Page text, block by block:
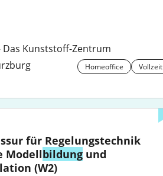
Das Kunststoff-Zentrum
Homeoffice Vollzeit
für Regelungs­technik
Modell­bildung und
(W2)